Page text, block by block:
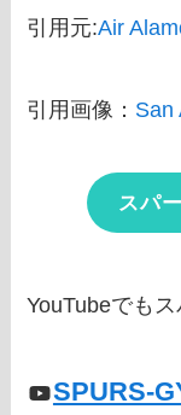
引用元:Air
引用画像： San
スパ
YouTubeでも
SPURS-